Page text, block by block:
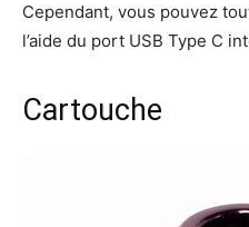
Cependant, vous pouvez
l’aide du port USB Type C
Cartouche